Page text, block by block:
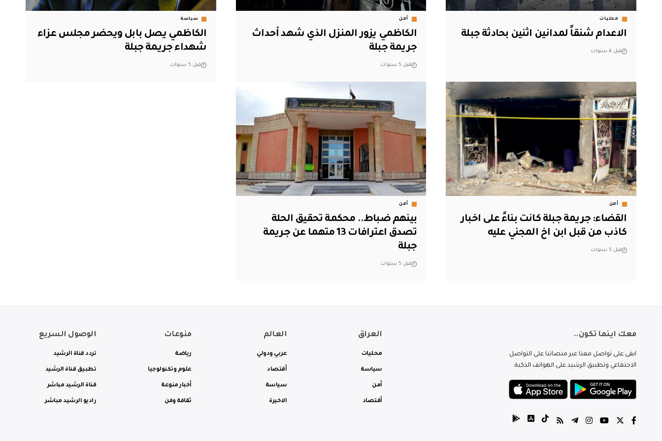
محليات
الاعدام شنقاً لمدانين اثنين بحادثة جبلة
قبل 4 سنوات
أمن
الكاظمي يزور المنزل الذي شهد أحداث
جريمة جبلة
قبل 5 سنوات
سياسة
الكاظمي يصل بابل ويحضر مجلس عزاء
شهداء جريمة جبلة
قبل 5 سنوات
أمن
القضاء: جريمة جبلة كانت بناءً على اخبار
كاذب من قبل ابن اخ المجني عليه
قبل 5 سنوات
أمن
بينهم ضباط.. محكمة تحقيق الحلة
تصدق اعترافات 13 متهما عن جريمة
جبلة
قبل 5 سنوات
معك اينما تكون..
ابقى على تواصل معنا عبر منصاتنا على التواصل
الاجتماعي وتطبيق الرشيد على الهواتف الذكية.
العراق
محليات
سياسة
أمن
أقتصاد
العالم
عربي ودولي
أقتصاد
سياسة
الاخيرة
منوعات
رياضة
علوم وتكنولوجيا
أخبار منوعة
ثقافة وفن
الوصول السريع
تردد قناة الرشيد
تطبيق قناة الرشيد
قناة الرشيد مباشر
راديو الرشيد مباشر